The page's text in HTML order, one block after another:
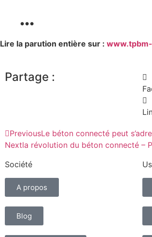
…
Lire la parution entière sur :
Partage :
PreviousLe béton connecté peut
Nextla révolution du béton connecté –
Société
A propos
Blog